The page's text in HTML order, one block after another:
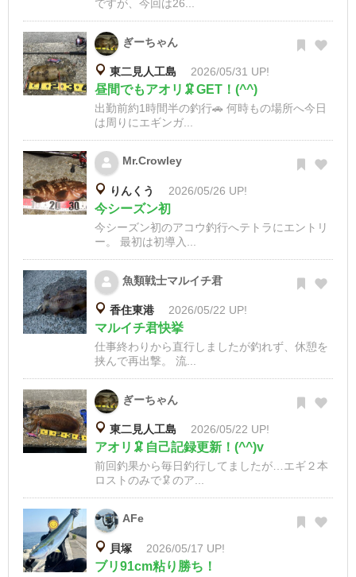
ですが、今回は26...
ぎーちゃん
東二見人工島 2026/05/31 UP!
昼間でもアオリ🦑GET！(^^)
出勤前約1時間半の釣行🚗 何時もの場所へ今日
は周りにエギンガ...
Mr.Crowley
りんくう 2026/05/26 UP!
今シーズン初
今シーズン初のアコウ釣行へテトラにエントリ
ー。 最初は初導入...
魚類戦士マルイチ君
香住東港 2026/05/22 UP!
マルイチ君快挙
仕事終わりから直行しましたが釣れず、休憩を
挟んで再出撃。 流...
ぎーちゃん
東二見人工島 2026/05/22 UP!
アオリ🦑自己記録更新！(^^)v
前回釣果から毎日釣行してましたが…エギ２本
ロストのみで🦑のア...
AFe
貝塚 2026/05/17 UP!
ブリ91cm粘り勝ち！